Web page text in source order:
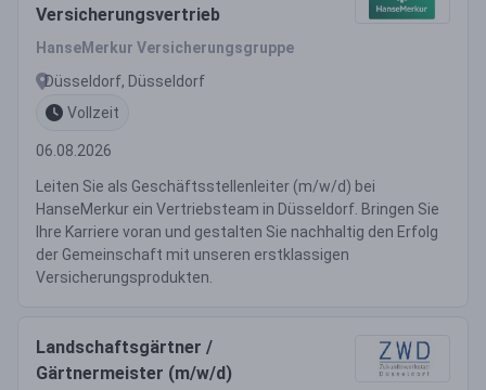
Versicherungsvertrieb
HanseMerkur Versicherungsgruppe
Düsseldorf, Düsseldorf
Vollzeit
06.08.2026
Leiten Sie als Geschäftsstellenleiter (m/w/d) bei
HanseMerkur ein Vertriebsteam in Düsseldorf. Bringen Sie
Ihre Karriere voran und gestalten Sie nachhaltig den Erfolg
der Gemeinschaft mit unseren erstklassigen
Versicherungsprodukten.
Landschaftsgärtner /
Gärtnermeister (m/w/d)